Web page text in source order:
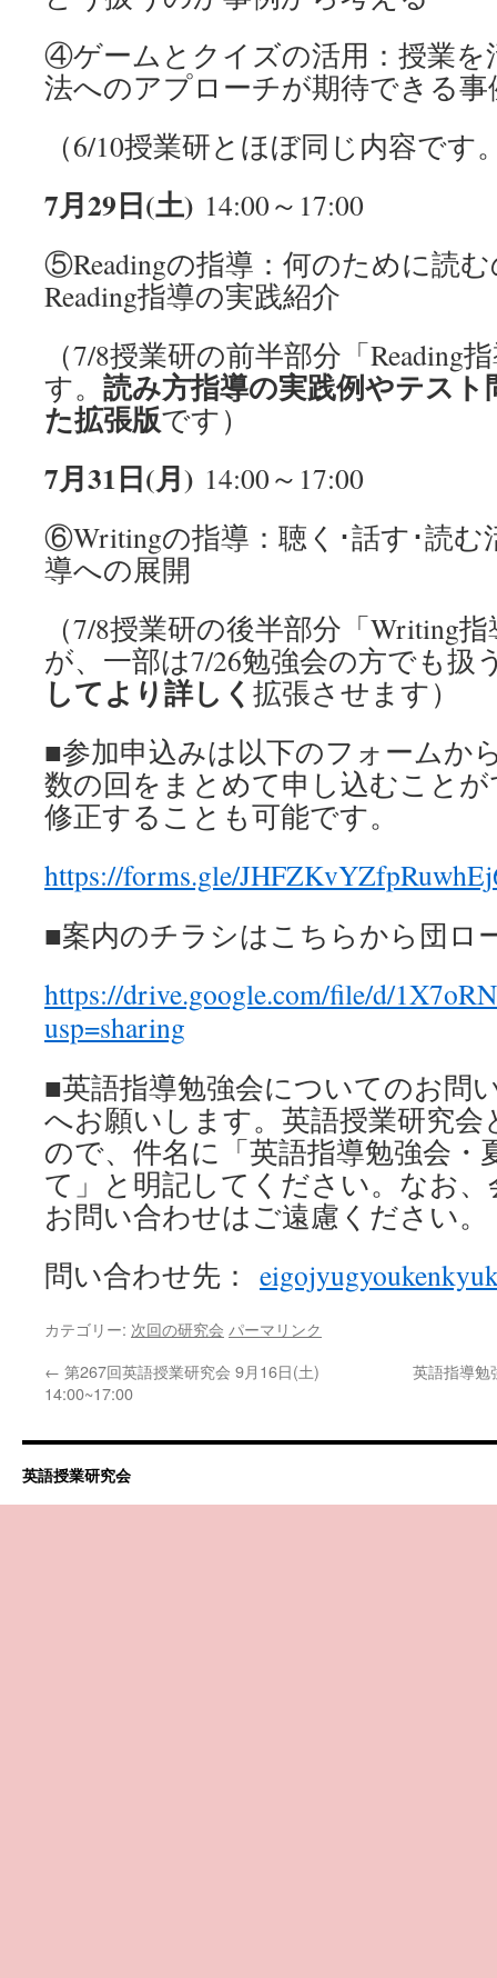
④ゲームとクイズの活用：授業を
法へのアプローチが期待できる事
（6/10授業研とほぼ同じ内容です
7月29日(土) 14:00～17:00
⑤Readingの指導：何のために読
Reading指導の実践紹介
（7/8授業研の前半部分「Reading
す。 読み方指導の実践例やテス
た拡張版です）
7月31日(月) 14:00～17:00
⑥Writingの指導：聴く･話す･読む
導への展開
（7/8授業研の後半部分「Writing
が、一部は7/26勉強会の方でも扱
してより詳しく 拡張させます）
■参加申込みは以下のフォームか
数の回をまとめて申し込むこと
修正することも可能です。
https://forms.gle/
■案内のチラシはこちらから団ロ
https://drive.google.com/file/d/
usp=sharing
■英語指導勉強会についてのお問
へお願いします。英語授業研究
ので、件名に「英語指導勉強会・
て」と明記してください。なお
お問い合わせはご遠慮ください。
問い合わせ先：
カテゴリー: 次回の研究会 パーマリンク
← 第267回英語授業研究会 9月16日(土)
14:00~17:00
英語指導勉
英語授業研究会